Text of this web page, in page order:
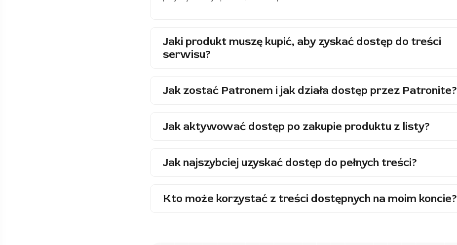
Jaki produkt muszę kupić, aby zyskać dostęp do treści
serwisu?
Jak zostać Patronem i jak działa dostęp przez Patronite?
Jak aktywować dostęp po zakupie produktu z listy?
Jak najszybciej uzyskać dostęp do pełnych treści?
Kto może korzystać z treści dostępnych na moim koncie?